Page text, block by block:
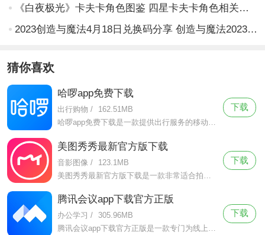
《白夜极光》卡夫卡角色图鉴 四星卡夫卡角色相关信息一览
2023创造与魔法4月18日兑换码分享 创造与魔法2023年4月18日兑换码汇总
猜你喜欢
哈啰app免费下载
出行购物 /
162.51MB
哈啰app免费下载是一款提供出行服务的移动应用程序，包括哈啰单车、哈啰出行、哈啰顺风车、哈啰打车等多个功能模块。让新人用户享受福利折扣，带给老用户更多实惠便利，让用户享受更加便捷、实惠的出行服务。
下载
美图秀秀最新官方版下载
音影图像 /
123.1MB
下载
腾讯会议app下载官方正版
办公学习 /
305.96MB
腾讯会议app下载官方正版是一款专门为线上优质会议而生的软件，这款软件支持多人同时线上流畅参与会议，软件的功能众多并且十分简单易上手即使第一次使用也能够很快熟练操作。
下载